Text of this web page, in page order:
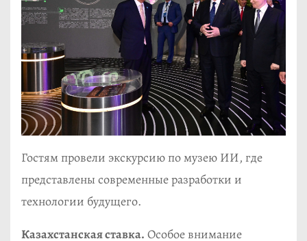
Гостям провели экскурсию по музею ИИ, где
представлены современные разработки и
технологии будущего.
Казахстанская ставка. Особое внимание